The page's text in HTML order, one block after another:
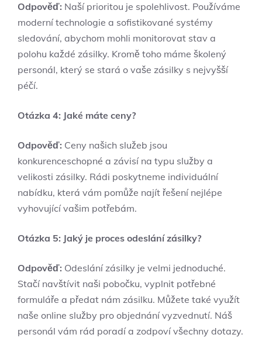
Odpověď: Naší prioritou je⁤ spolehlivost. ⁣Používáme
moderní technologie a sofistikované systémy
sledování, abychom mohli monitorovat stav a
⁣polohu každé zásilky. Kromě toho máme školený
personál, který se stará o vaše zásilky⁤ s nejvyšší
⁢péčí.
Otázka‌ 4: Jaké máte ceny?
Odpověď: Ceny našich služeb jsou
konkurenceschopné a závisí na ⁤typu služby a
velikosti⁤ zásilky. ‍Rádi poskytneme individuální
nabídku, která vám ‌pomůže najít řešení nejlépe
vyhovující vašim⁤ potřebám.
Otázka 5: Jaký je proces odeslání zásilky?
Odpověď: Odeslání zásilky je⁤ velmi jednoduché.
Stačí navštívit naši pobočku, vyplnit ‍potřebné
formuláře a předat nám zásilku. Můžete ⁣také využít
naše online ⁢služby pro objednání vyzvednutí. Náš
personál vám ​rád⁣ poradí a zodpoví všechny dotazy.